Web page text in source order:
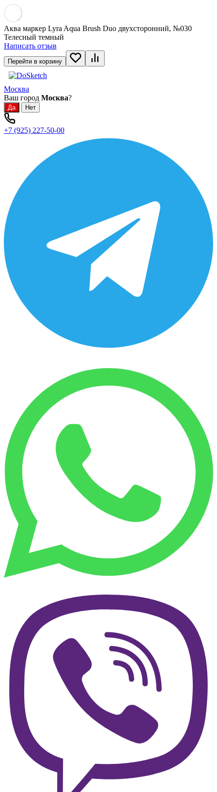
Аква маркер Lyra Aqua Brush Duo двухсторонний, №030
Телесный темный
Написать отзыв
Перейти в корзину
Москва
Ваш город Москва?
+7 (925) 227-50-00